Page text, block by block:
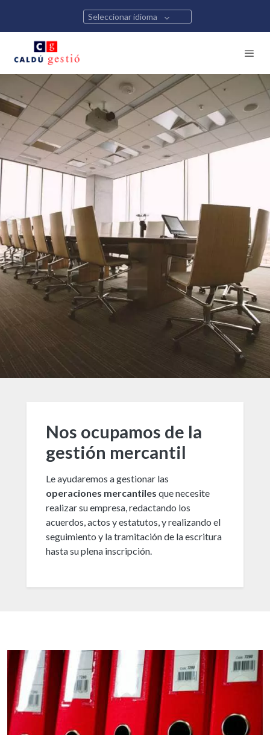
Seleccionar idioma
Nos ocupamos de la
gestión mercantil
Le ayudaremos a gestionar las
operaciones mercantiles que necesite
realizar su empresa, redactando los
acuerdos, actos y estatutos, y realizando el
seguimiento y la tramitación de la escritura
hasta su plena inscripción.